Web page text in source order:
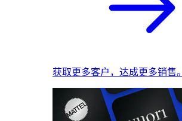
获取更多客户，达成更多销售。